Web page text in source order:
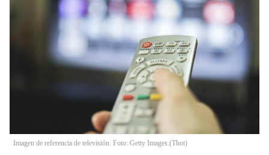
Imagen de referencia de televisión. Foto: Getty Images.(Thot)